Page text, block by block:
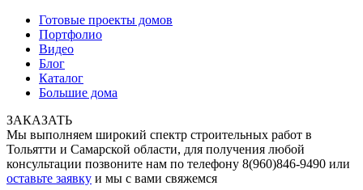
Готовые проекты домов
Портфолио
Видео
Блог
Каталог
Большие дома
ЗАКАЗАТЬ
Мы выполняем широкий спектр строительных работ в
Тольятти и Самарской области, для получения любой
консультации позвоните нам по телефону 8(960)846-9490 или
оставьте заявку и мы с вами свяжемся